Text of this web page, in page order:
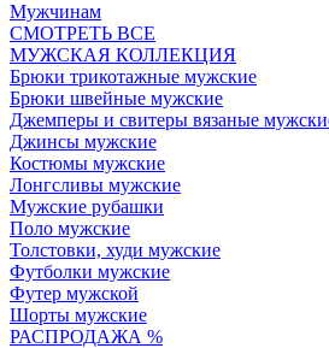
Мужчинам
СМОТРЕТЬ ВСЕ
МУЖСКАЯ КОЛЛЕКЦИЯ
Брюки трикотажные мужские
Брюки швейные мужские
Джемперы и свитеры вязаные
Джинсы мужские
Костюмы мужские
Лонгсливы мужские
Мужские рубашки
Поло мужские
Толстовки, худи мужские
Футболки мужские
Футер мужской
Шорты мужские
РАСПРОДАЖА %